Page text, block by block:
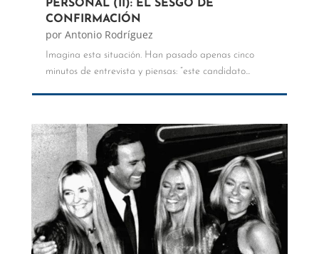
PERSONAL (II): EL SESGO DE
CONFIRMACIÓN
por Antonio Rodríguez
Imagina esta situación. Han pasado apenas cinco
minutos de entrevista y piensas: “este candidato...